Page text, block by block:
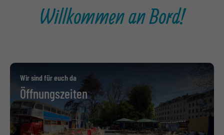
Willkommen an Bord!
Wir sind für euch da
Öffnungszeiten